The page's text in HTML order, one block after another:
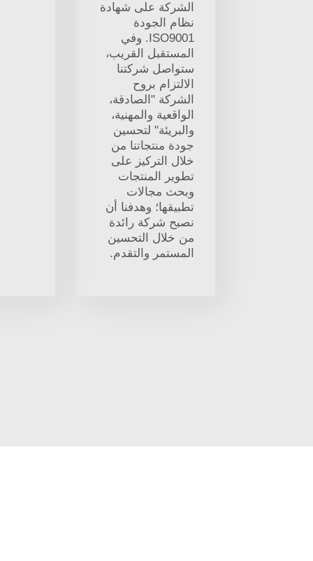
الشركة على شهادة
نظام الجودة
ISO9001. وفي
المستقبل القريب،
ستواصل شركتنا
الالتزام بروح
الشركة "الصادقة،
الواقعية والمهنية،
والبريئة" لتحسين
جودة منتجاتنا من
خلال التركيز على
تطوير المنتجات
وبحث مجالات
تطبيقها؛ وهدفنا أن
نصبح شركة رائدة
من خلال التحسين
المستمر والتقدم.